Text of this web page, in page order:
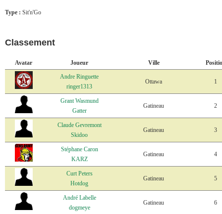
Type : Sit'n'Go
Classement
Avatar Joueur Ville
Andre Ringuette
ringer1313
Ottawa 1
Grant Wasmund
Gatter
Gatineau 2
Claude Gevremont
Skidoo
Gatineau 3
Stéphane Caron
KARZ
Gatineau 4
Curt Peters
Hotdog
Gatineau 5
André Labelle
dogmeye
Gatineau 6